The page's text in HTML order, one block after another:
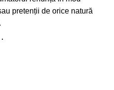
pretenții de orice natură